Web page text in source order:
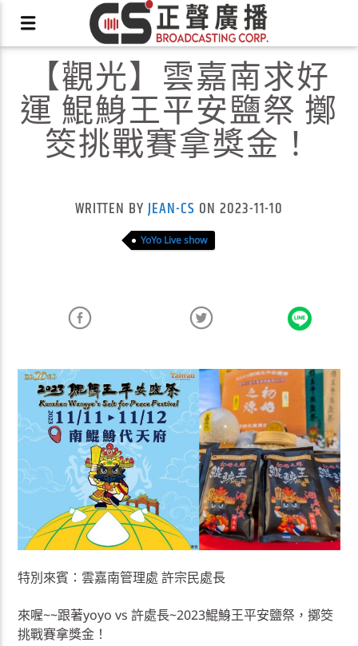
【觀光】雲嘉南求好
運 鯤鯓王平安鹽祭 擲
筊挑戰賽拿獎金！
WRITTEN BYJEAN-CS ON 2023-11-10
YoYo Live show
特別來賓：雲嘉南管理處 許宗民處長
來喔~~跟著yoyo vs 許處長~2023鯤鯓王平安鹽祭，擲筊
挑戰賽拿獎金！